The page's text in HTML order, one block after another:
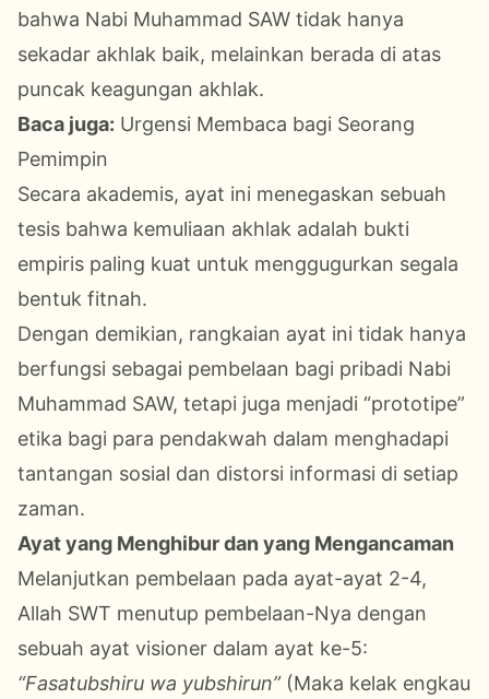
bahwa Nabi Muhammad SAW tidak hanya
sekadar akhlak baik, melainkan berada di atas
puncak keagungan akhlak.
Baca juga: Urgensi Membaca bagi Seorang
Pemimpin
Secara akademis, ayat ini menegaskan sebuah
tesis bahwa kemuliaan akhlak adalah bukti
empiris paling kuat untuk menggugurkan segala
bentuk fitnah.
Dengan demikian, rangkaian ayat ini tidak hanya
berfungsi sebagai pembelaan bagi pribadi Nabi
Muhammad SAW, tetapi juga menjadi “prototipe”
etika bagi para pendakwah dalam menghadapi
tantangan sosial dan distorsi informasi di setiap
zaman.
Ayat yang Menghibur dan yang Mengancaman
Melanjutkan pembelaan pada ayat-ayat 2-4,
Allah SWT menutup pembelaan-Nya dengan
sebuah ayat visioner dalam ayat ke-5:
“Fasatubshiru wa yubshirun”(Maka kelak engkau